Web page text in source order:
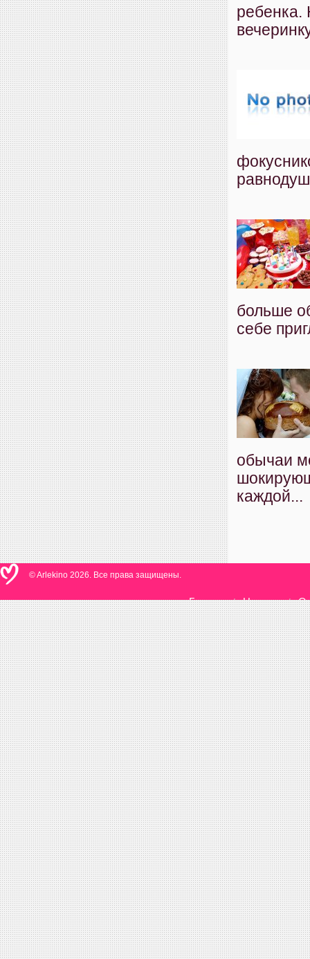
ребенка.
больше
себе
обычаи
каждой...
© Arlekino 2026. Все права защищены.
Главная / Новости / О